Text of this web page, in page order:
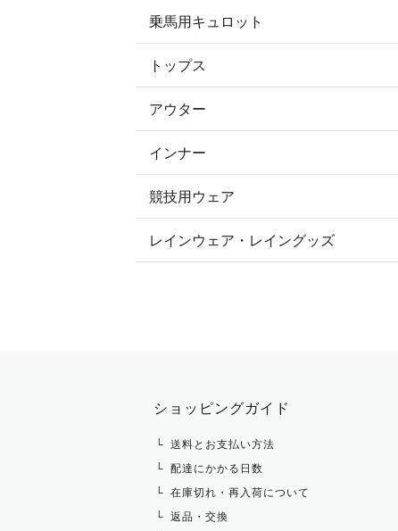
乗馬用キュロット
すべてのキュロット
フルグリップ・尻革 キュロット
ニーグリップ・膝革 キュロット
トップス
すべてのトップス
ポロシャツ
カットソー・Tシャツ・タンクトップ
その他 トップス
アウター
すべてのアウター
コート
ジャケット・ブルゾン
インナー
競技用ウェア
すべての競技用ウェア
レインウェア・レイングッズ
ショッピングガイド
送料とお支払い方法
配達にかかる日数
在庫切れ・再入荷について
返品・交換